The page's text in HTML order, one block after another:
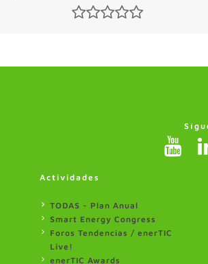
Actividades
TODAS - Plan Anual
Smart Energy Congress
Foros Tendencias / enerTIC
Live!
enerTIC Awards